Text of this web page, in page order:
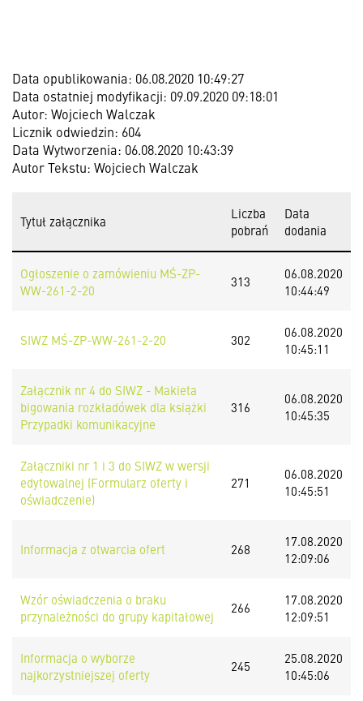
Data opublikowania: 06.08.2020 10:49:27
Data ostatniej modyfikacji: 09.09.2020 09:18:01
Autor: Wojciech Walczak
Licznik odwiedzin: 604
Data Wytworzenia: 06.08.2020 10:43:39
Autor Tekstu: Wojciech Walczak
Tytuł załącznika
Liczba
pobrań
Data
dodania
Ogłoszenie o zamówieniu MŚ-ZP-
WW-261-2-20
313
06.08.2020
10:44:49
SIWZ MŚ-ZP-WW-261-2-20 302
06.08.2020
10:45:11
Załącznik nr 4 do SIWZ - Makieta
bigowania rozkładówek dla książki
Przypadki komunikacyjne
316
06.08.2020
10:45:35
Załączniki nr 1 i 3 do SIWZ w wersji
edytowalnej (Formularz oferty i
oświadczenie)
271
06.08.2020
10:45:51
Informacja z otwarcia ofert 268
17.08.2020
12:09:06
Wzór oświadczenia o braku
przynależności do grupy kapitałowej
266
17.08.2020
12:09:51
Informacja o wyborze
najkorzystniejszej oferty
245
25.08.2020
10:45:06